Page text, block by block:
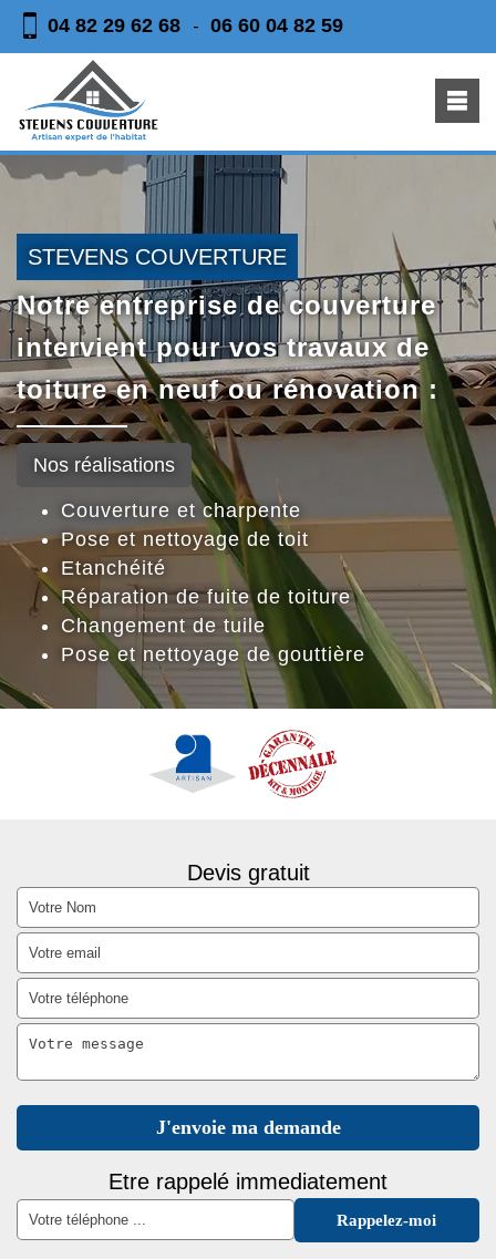
04 82 29 62 68 - 06 60 04 82 59
STEVENS COUVERTURE
Notre entreprise de couverture
intervient pour vos travaux de
toiture en neuf ou rénovation :
Nos réalisations
Couverture et charpente
Pose et nettoyage de toit
Etanchéité
Réparation de fuite de toiture
Changement de tuile
Pose et nettoyage de gouttière
Devis gratuit
Etre rappelé immediatement